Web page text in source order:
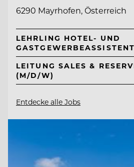
6290 Mayrhofen, Österreich
LEHRLING HOTEL- UND
LEITUNG SALES &
(M/D/W)
Entdecke alle Jobs